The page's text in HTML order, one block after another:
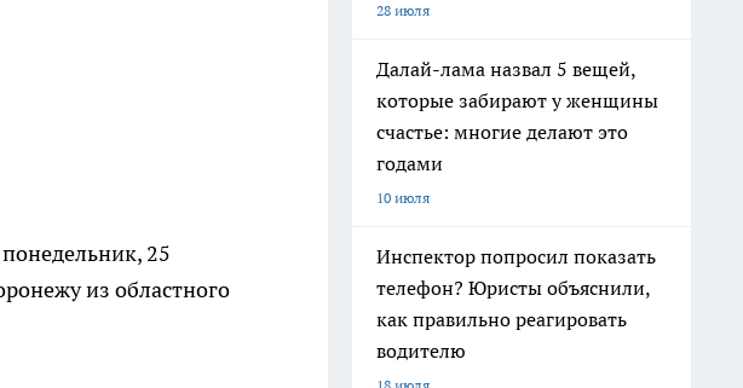
25
из областного
28 июля
Далай-лама назвал 5 вещей,
которые забирают у женщины
счастье: многие делают это
годами
10 июля
Инспектор попросил показать
телефон? Юристы объяснили,
как правильно реагировать
водителю